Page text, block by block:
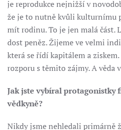
je reprodukce nejnižší v
že je to nutně kvůli kulturnímu
mít rodinu. To je jen malá část.
dost peněz. Žijeme ve velmi
která se řídí kapitálem a
rozporu s těmito zájmy. A
Jak jste vybíral
vědkyně?
Nikdy jsme nehledali primárně